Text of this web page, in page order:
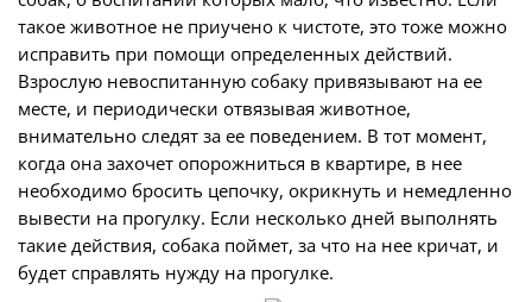
такое животное не приучено к чистоте, это тоже можно
исправить при помощи определенных действий.
Взрослую невоспитанную собаку привязывают на ее
месте, и периодически отвязывая животное,
внимательно следят за ее поведением. В тот момент,
когда она захочет опорожниться в квартире, в нее
необходимо бросить цепочку, окрикнуть и немедленно
вывести на прогулку. Если несколько дней выполнять
такие действия, собака поймет, за что на нее кричат, и
будет справлять нужду на прогулке.